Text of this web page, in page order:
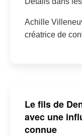
Achille
créatrice de
Le fils de
avec une
connue